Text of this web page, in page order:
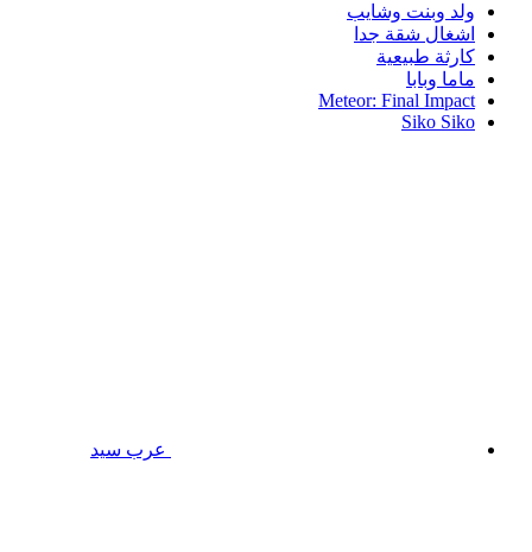
ولد وبنت وشايب
اشغال شقة جدا
كارثة طبيعية
ماما وبابا
Meteor: Final Impact
Siko Siko
عرب سيد